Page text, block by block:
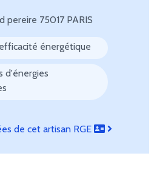
pereire 75017 PARIS
énergétique
d'énergies
de cet artisan RGE